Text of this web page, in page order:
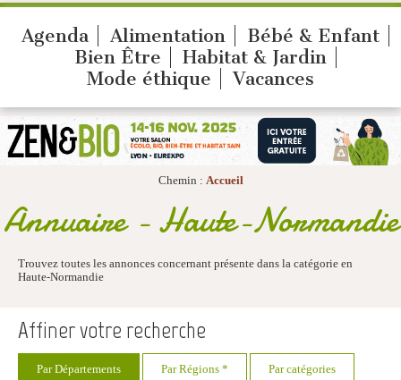
Agenda Alimentation
Bébé & Enfant
Bien Être
Habitat & Jardin
Mode éthique
Vacances
Chemin : Accueil
Annuaire - Haute-Normandie
Trouvez toutes les annonces concernant présente dans la catégorie en
Haute-Normandie
Affiner votre recherche
Par Départements Par Régions * Par catégories